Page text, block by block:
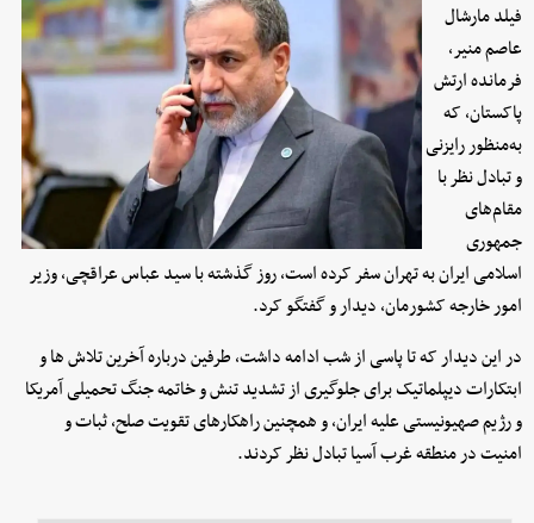
فیلد مارشال
عاصم منیر،
فرمانده ارتش
پاکستان، که
به‌منظور رایزنی
و تبادل نظر با
مقام‌های
جمهوری
اسلامی ایران به تهران سفر کرده است، روز گذشته با سید عباس عراقچی، وزیر
امور خارجه کشورمان، دیدار و گفتگو کرد.
در این دیدار که تا پاسی از شب ادامه داشت، طرفین درباره آخرین تلاش ها و
ابتکارات دیپلماتیک برای جلوگیری از تشدید تنش و خاتمه جنگ تحمیلی آمریکا
و رژیم صهیونیستی علیه ایران، و همچنین راهکارهای تقویت صلح، ثبات و
امنیت در منطقه غرب آسیا تبادل نظر کردند.